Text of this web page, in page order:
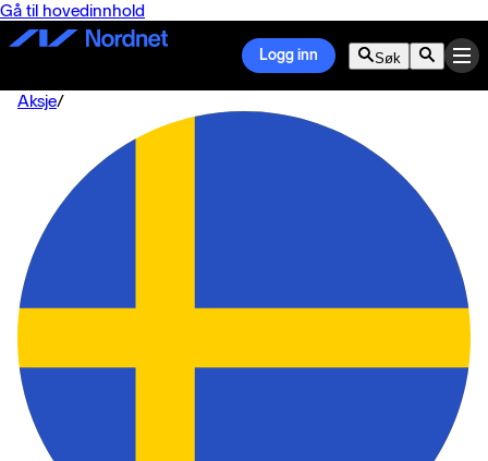
Gå til hovedinnhold
Logg inn Søk
Aksje/